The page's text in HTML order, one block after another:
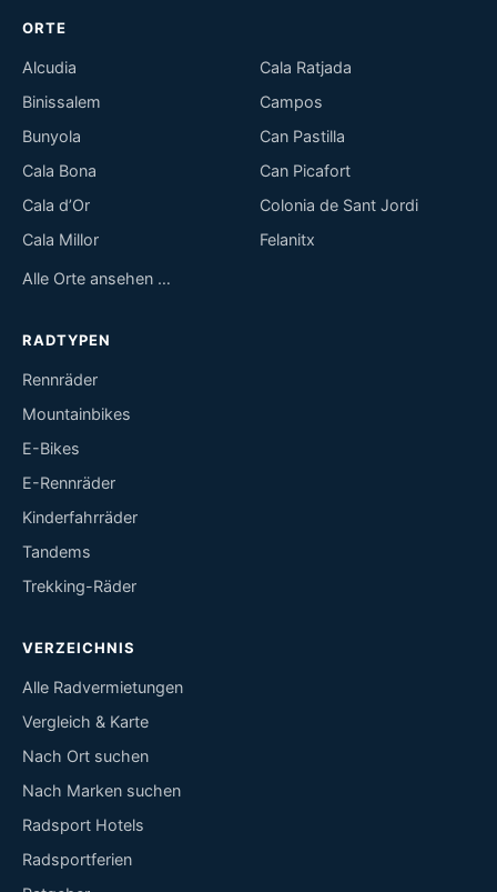
ORTE
Alcudia
Binissalem
Bunyola
Cala Bona
Cala d’Or
Cala Millor
Cala Ratjada
Campos
Can Pastilla
Can Picafort
Colonia de Sant Jordi
Felanitx
Alle Orte ansehen …
RADTYPEN
Rennräder
Mountainbikes
E-Bikes
E-Rennräder
Kinderfahrräder
Tandems
Trekking-Räder
VERZEICHNIS
Alle Radvermietungen
Vergleich & Karte
Nach Ort suchen
Nach Marken suchen
Radsport Hotels
Radsportferien